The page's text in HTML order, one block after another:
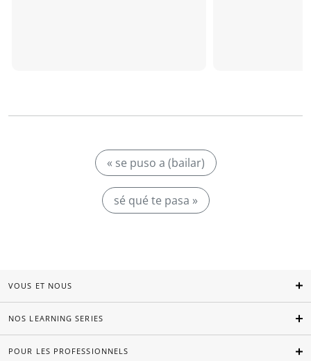
« se puso a (bailar)
sé qué te pasa »
VOUS ET NOUS
NOS LEARNING SERIES
POUR LES PROFESSIONNELS